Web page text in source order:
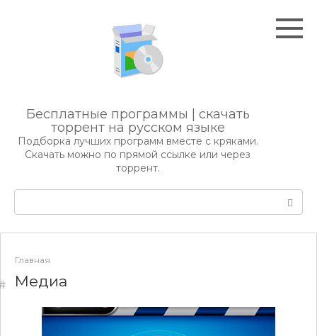
Бесплатные программы | скачать
торрент на русском языке
Подборка лучших программ вместе с кряками.
Скачать можно по прямой ссылке или через
торрент.
Главная
Медиа